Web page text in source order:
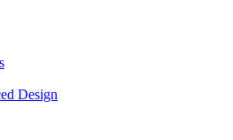
Design